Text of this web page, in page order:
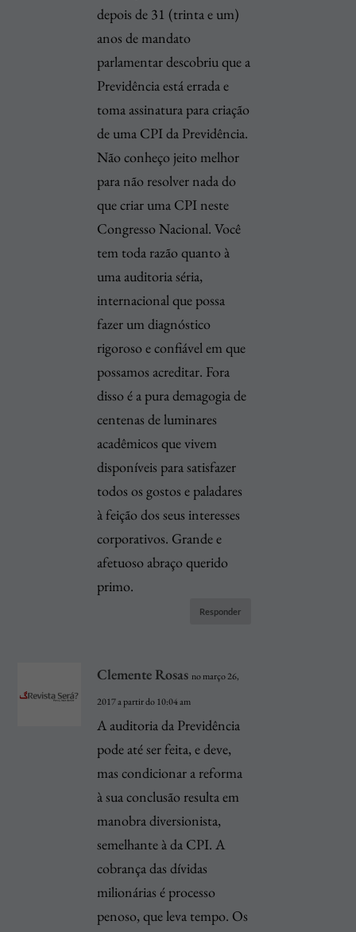
depois de 31 (trinta e um)
anos de mandato
parlamentar descobriu que a
Previdência está errada e
toma assinatura para criação
de uma CPI da Previdência.
Não conheço jeito melhor
para não resolver nada do
que criar uma CPI neste
Congresso Nacional. Você
tem toda razão quanto à
uma auditoria séria,
internacional que possa
fazer um diagnóstico
rigoroso e confiável em que
possamos acreditar. Fora
disso é a pura demagogia de
centenas de luminares
acadêmicos que vivem
disponíveis para satisfazer
todos os gostos e paladares
à feição dos seus interesses
corporativos. Grande e
afetuoso abraço querido
primo.
Responder
Clemente Rosas no março 26,
2017 a partir do 10:04 am
A auditoria da Previdência
pode até ser feita, e deve,
mas condicionar a reforma
à sua conclusão resulta em
manobra diversionista,
semelhante à da CPI. A
cobrança das dívidas
milionárias é processo
penoso, que leva tempo. Os